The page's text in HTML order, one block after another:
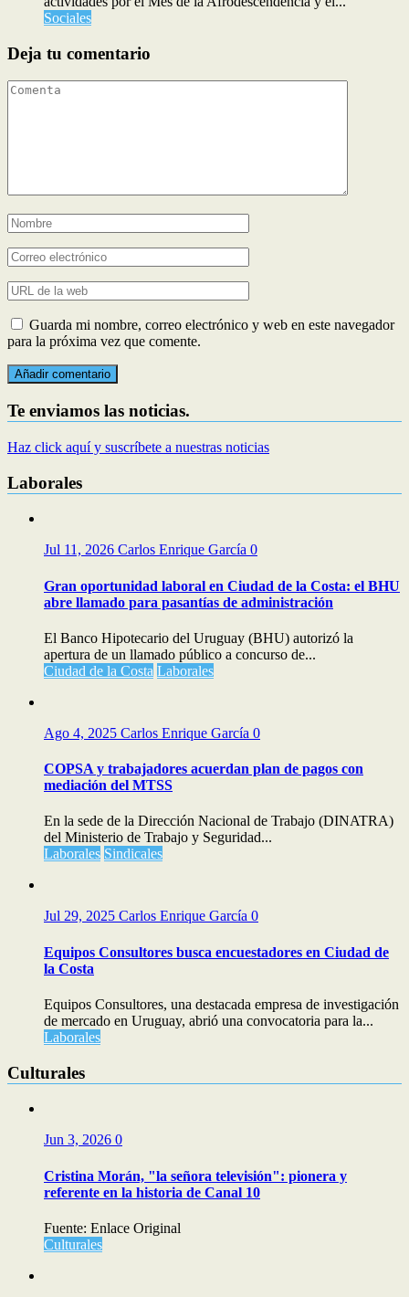
Sociales
Deja tu comentario
Guarda mi nombre, correo electrónico y web en este navegador
para la próxima vez que comente.
Te enviamos las noticias.
Haz click aquí y suscríbete a nuestras noticias
Laborales
Jul 11, 2026 Carlos Enrique García 0
Gran oportunidad laboral en Ciudad de la Costa: el BHU
abre llamado para pasantías de administración
El Banco Hipotecario del Uruguay (BHU) autorizó la
apertura de un llamado público a concurso de...
Ciudad de la Costa Laborales
Ago 4, 2025 Carlos Enrique García 0
COPSA y trabajadores acuerdan plan de pagos con
mediación del MTSS
En la sede de la Dirección Nacional de Trabajo (DINATRA)
del Ministerio de Trabajo y Seguridad...
Laborales Sindicales
Jul 29, 2025 Carlos Enrique García 0
Equipos Consultores busca encuestadores en Ciudad de
la Costa
Equipos Consultores, una destacada empresa de investigación
de mercado en Uruguay, abrió una convocatoria para la...
Laborales
Culturales
Jun 3, 2026 0
Cristina Morán, "la señora televisión": pionera y
referente en la historia de Canal 10
Fuente: Enlace Original
Culturales